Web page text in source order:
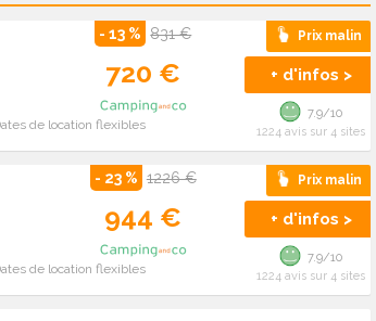
de location flexibles
- 13 % 831 €
720 €
Prix malin
+ d'infos >
7.9/10
1224 avis sur 4 sites
de location flexibles
- 23 % 1226 €
944 €
Prix malin
+ d'infos >
7.9/10
1224 avis sur 4 sites